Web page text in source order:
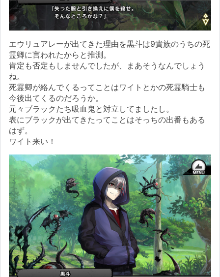
エウリュアレーが出てきた理由を黒斗は9貴族のうちの死
霊卿に言われたからと推測。
肯定も否定もしませんでしたが、まあそうなんでしょう
ね。
死霊卿が絡んでくるってことはワイトとかの死霊騎士も
今後出てくるのだろうか。
元々ブラックたち吸血鬼と対立してましたし。
表にブラックが出てきたってことはそっちの出番もある
はず。
ワイト来い！